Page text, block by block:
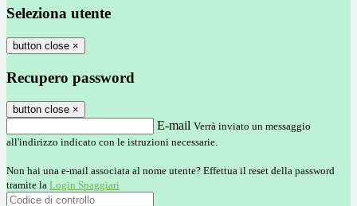
Seleziona utente
button close ×
Recupero password
button close ×
E-mail Verrà inviato un messaggio
all'indirizzo indicato con le istruzioni necessarie.
Non hai una e-mail associata al nome utente? Effettua il reset della password
tramite la Login Spaggiari